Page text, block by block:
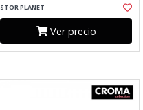
STOR PLANET
Ver precio